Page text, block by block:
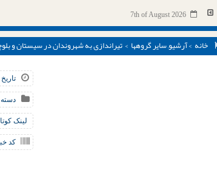
7th of August 2026
خانه >آرشیو,سایر گروهها > تیراندازی به شهروندان در سیستان و بلوچستان: ۱۵ کشته و زخمی در
تاریخ : 1394/
دسته
لینک
کد خبر :